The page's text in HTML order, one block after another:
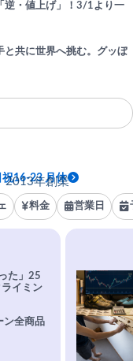
逆・値上げ」！3/1より一
と共に世界へ挑む。グッぼ
2013年創業
16-23 月休
料金 営業日
た」25
イミン
ン全商品